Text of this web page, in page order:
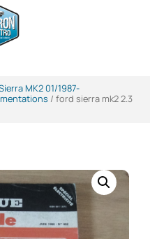
MK2 01/1987-
/ ford sierra mk2 2.3